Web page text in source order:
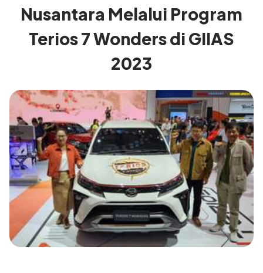
Nusantara Melalui Program
Terios 7 Wonders di GIIAS
2023